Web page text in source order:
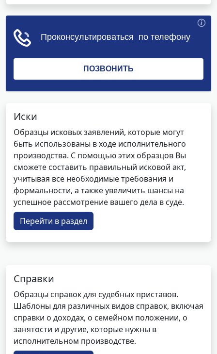
Иски
Образцы исковых заявлений, которые могут
быть использованы в ходе исполнительного
производства. С помощью этих образцов Вы
сможете составить правильный исковой акт,
учитывая все необходимые требования и
формальности, а также увеличить шансы на
успешное рассмотрение вашего дела в суде.
Перейти в раздел
Справки
Образцы справок для судебных приставов.
Шаблоны для различных видов справок, включая
справки о доходах, о семейном положении, о
занятости и другие, которые нужны в
исполнительном производстве.